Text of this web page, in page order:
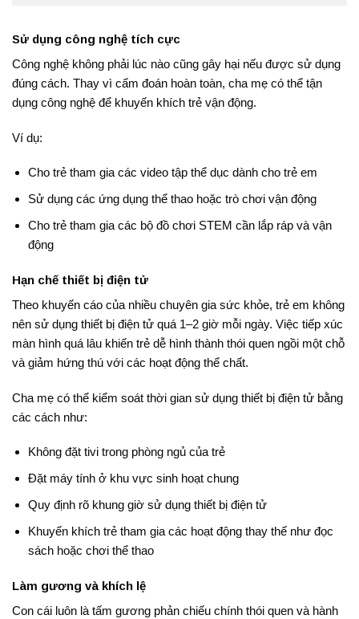
Sử dụng công nghệ tích cực
Công nghệ không phải lúc nào cũng gây hại nếu được sử dụng
đúng cách. Thay vì cấm đoán hoàn toàn, cha mẹ có thể tận
dụng công nghệ để khuyến khích trẻ vận động.
Ví dụ:
Cho trẻ tham gia các video tập thể dục dành cho trẻ em
Sử dụng các ứng dụng thể thao hoặc trò chơi vận động
Cho trẻ tham gia các bộ đồ chơi STEM cần lắp ráp và vận
động
Hạn chế thiết bị điện tử
Theo khuyến cáo của nhiều chuyên gia sức khỏe, trẻ em không
nên sử dụng thiết bị điện tử quá 1–2 giờ mỗi ngày. Việc tiếp xúc
màn hình quá lâu khiến trẻ dễ hình thành thói quen ngồi một chỗ
và giảm hứng thú với các hoạt động thể chất.
Cha mẹ có thể kiểm soát thời gian sử dụng thiết bị điện tử bằng
các cách như:
Không đặt tivi trong phòng ngủ của trẻ
Đặt máy tính ở khu vực sinh hoạt chung
Quy định rõ khung giờ sử dụng thiết bị điện tử
Khuyến khích trẻ tham gia các hoạt động thay thế như đọc
sách hoặc chơi thể thao
Làm gương và khích lệ
Con cái luôn là tấm gương phản chiếu chính thói quen và hành